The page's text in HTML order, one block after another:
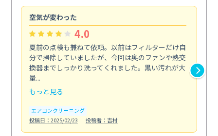
空気が変わった
4.0
夏前の点検も兼ねて依頼。以前はフィルターだけ自
分で掃除していましたが、今回は奥のファンや熱交
換器までしっかり洗ってくれました。黒い汚れが大
量...
もっと見る
エアコンクリーニング
投稿日：2025/02/23
投稿者：吉村